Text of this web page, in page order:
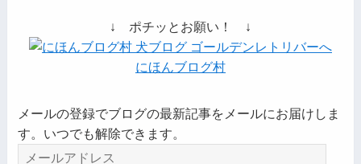
↓ ポチッとお願い！ ↓
にほんブログ村
メールの登録でブログの最新記事をメールにお届けしま
す。いつでも解除できます。
メ